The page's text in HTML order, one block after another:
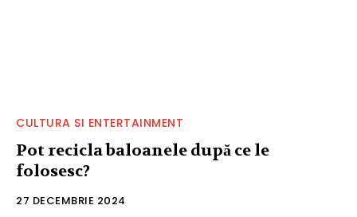
CULTURA SI ENTERTAINMENT
Pot recicla baloanele după ce le
folosesc?
27 DECEMBRIE 2024